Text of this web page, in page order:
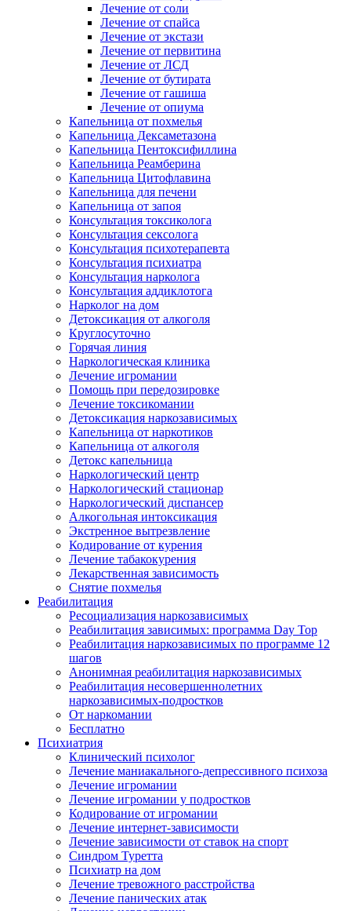
Лечение от соли
Лечение от спайса
Лечение от экстази
Лечение от первитина
Лечение от ЛСД
Лечение от бутирата
Лечение от гашиша
Лечение от опиума
Капельница от похмелья
Капельница Дексаметазона
Капельница Пентоксифиллина
Капельница Реамберина
Капельница Цитофлавина
Капельница для печени
Капельница от запоя
Консультация токсиколога
Консультация сексолога
Консультация психотерапевта
Консультация психиатра
Консультация нарколога
Консультация аддиклотога
Нарколог на дом
Детоксикация от алкоголя
Круглосуточно
Горячая линия
Наркологическая клиника
Лечение игромании
Помощь при передозировке
Лечение токсикомании
Детоксикация наркозависимых
Капельница от наркотиков
Капельница от алкоголя
Детокс капельница
Наркологический центр
Наркологический стационар
Наркологический диспансер
Алкогольная интоксикация
Экстренное вытрезвление
Кодирование от курения
Лечение табакокурения
Лекарственная зависимость
Снятие похмелья
Реабилитация
Ресоциализация наркозависимых
Реабилитация зависимых: программа Day Top
Реабилитация наркозависимых по программе 12
шагов
Анонимная реабилитация наркозависимых
Реабилитация несовершеннолетних
наркозависимых-подростков
От наркомании
Бесплатно
Психиатрия
Клинический психолог
Лечение маниакального-депрессивного психоза
Лечение игромании
Лечение игромании у подростков
Кодирование от игромании
Лечение интернет-зависимости
Лечение зависимости от ставок на спорт
Синдром Туретта
Психиатр на дом
Лечение тревожного расстройства
Лечение панических атак